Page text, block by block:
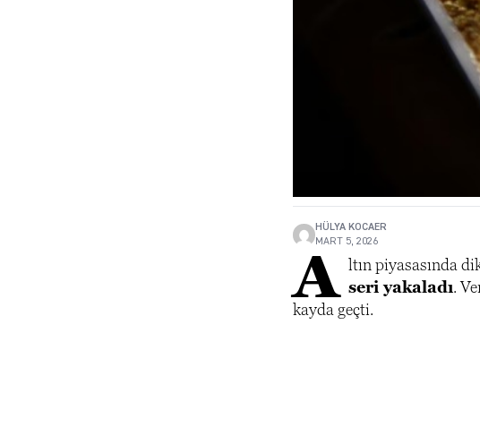
HÜLYA KOCAER
MART 5, 2026
A ltın piyasasında
seri yakaladı.
kayda geçti.